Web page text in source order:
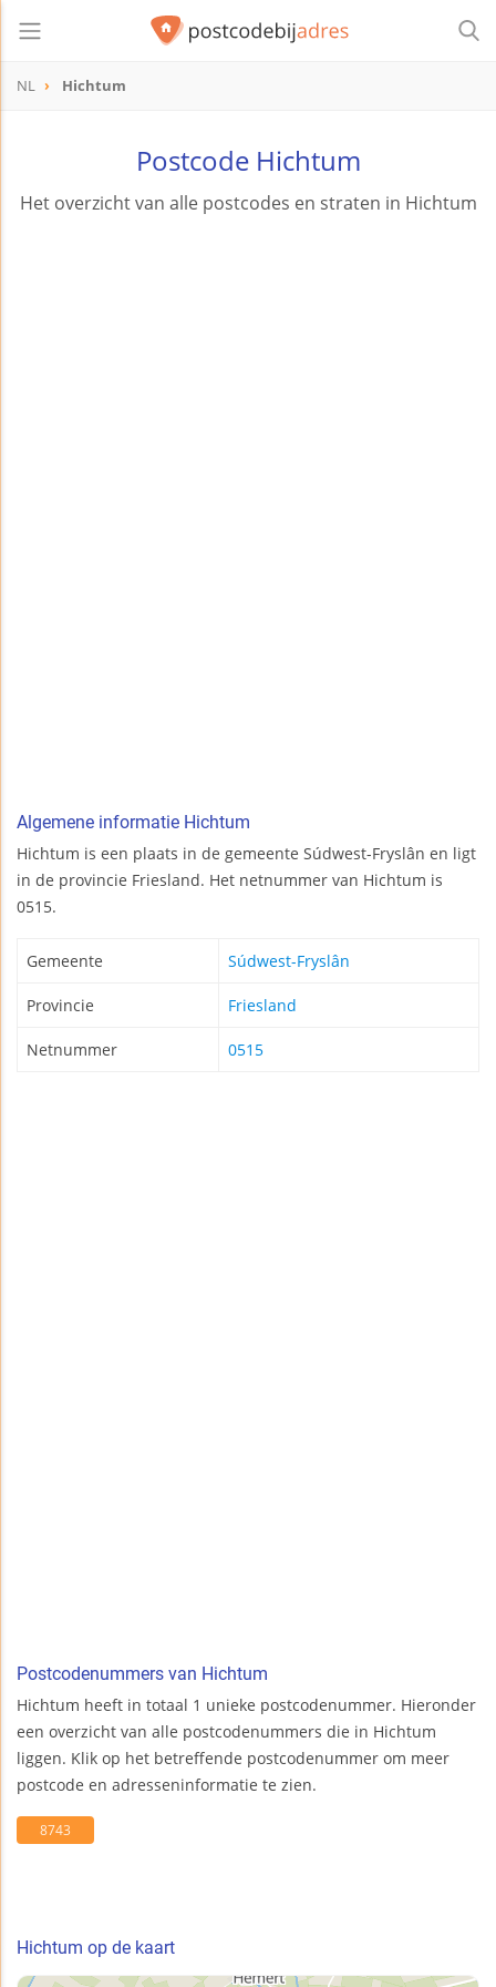
NL Hichtum
Postcode Hichtum
Het overzicht van alle postcodes en straten in Hichtum
Algemene informatie Hichtum
Hichtum is een plaats in de gemeente Súdwest-Fryslân en ligt
in de provincie Friesland. Het netnummer van Hichtum is
0515.
Gemeente Súdwest-Fryslân
Provincie Friesland
Netnummer 0515
Postcodenummers van Hichtum
Hichtum heeft in totaal 1 unieke postcodenummer. Hieronder
een overzicht van alle postcodenummers die in Hichtum
liggen. Klik op het betreffende postcodenummer om meer
postcode en adresseninformatie te zien.
8743
Hichtum op de kaart